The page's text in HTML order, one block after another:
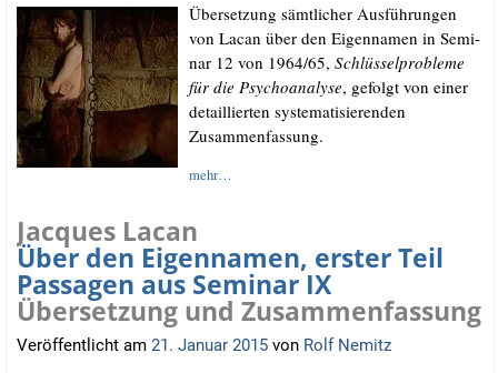
Über­set­zung sämt­li­cher Aus­füh­run­gen
von Lacan über den Eigen­na­men in Semi­
nar 12 von 1964/​65,Schlüs­sel­pro­ble­me
für die Psy­cho­ana­ly­se, gefolgt von einer
detail­lier­ten sys­te­ma­ti­sie­ren­den
Zusammenfassung.
mehr…
Jacques Lacan
Über den Eigennamen, erster Teil
Passagen aus Seminar IX
Übersetzung und Zusammenfassung
Veröffentlicht am 21. Januar 2015 von Rolf Nemitz